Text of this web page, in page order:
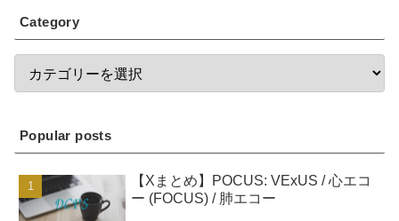
Category
Popular posts
【Xまとめ】POCUS: VExUS / 心エコ
ー (FOCUS) / 肺エコー